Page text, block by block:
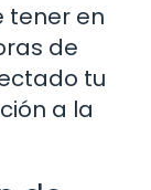
tener en
de
tu
a la